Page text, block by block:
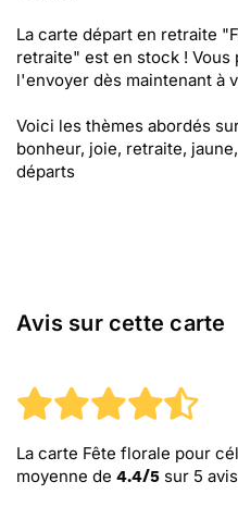
La carte départ en retraite
retraite" est en stock !
l'envoyer dès maintenant à
Voici les thèmes abordés
bonheur, joie, retraite,
départs
Avis sur cette carte
La carte Fête florale pour
moyenne de 4.4/5 sur 5